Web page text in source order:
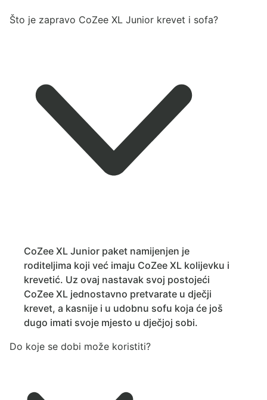
Što je zapravo CoZee XL Junior krevet i sofa?
CoZee XL Junior paket namijenjen je
roditeljima koji već imaju CoZee XL kolijevku i
krevetić. Uz ovaj nastavak svoj postojeći
CoZee XL jednostavno pretvarate u dječji
krevet, a kasnije i u udobnu sofu koja će još
dugo imati svoje mjesto u dječjoj sobi.
Do koje se dobi može koristiti?